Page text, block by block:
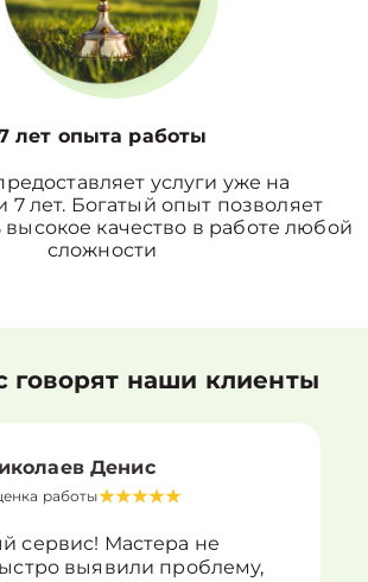
лет опыта работы
услуги уже на
7 лет. Богатый опыт позволяет
высокое качество в работе любой
сложности
говорят наши клиенты
Денис
работы
сервис! Мастера не
выявили проблему,